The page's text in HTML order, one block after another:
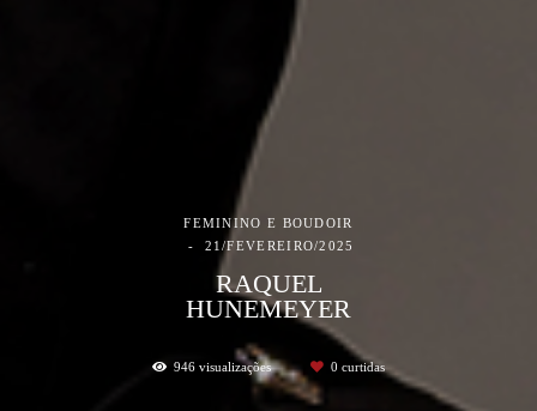
FEMININO E BOUDOIR
21/FEVEREIRO/2025
RAQUEL
HUNEMEYER
946 visualizações 0 curtidas